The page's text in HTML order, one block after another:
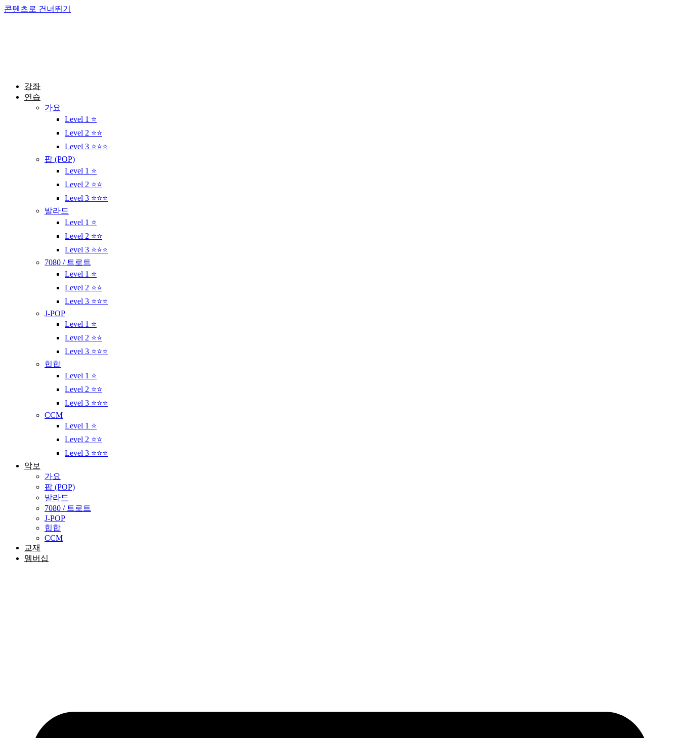
콘텐츠로 건너뛰기
강좌
연습
가요
Level 1 ⭐
Level 2 ⭐⭐
Level 3 ⭐⭐⭐
팝 (POP)
Level 1 ⭐
Level 2 ⭐⭐
Level 3 ⭐⭐⭐
발라드
Level 1 ⭐
Level 2 ⭐⭐
Level 3 ⭐⭐⭐
7080 / 트로트
Level 1 ⭐
Level 2 ⭐⭐
Level 3 ⭐⭐⭐
J-POP
Level 1 ⭐
Level 2 ⭐⭐
Level 3 ⭐⭐⭐
힙합
Level 1 ⭐
Level 2 ⭐⭐
Level 3 ⭐⭐⭐
CCM
Level 1 ⭐
Level 2 ⭐⭐
Level 3 ⭐⭐⭐
악보
가요
팝 (POP)
발라드
7080 / 트로트
J-POP
힙합
CCM
교재
멤버십